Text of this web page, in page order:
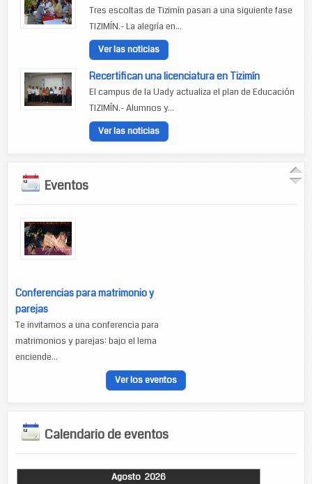
Tres escoltas de Tizimín pasan a una siguiente fase
TIZIMÍN.- La alegría en...
Ver las noticias
Recertifican una licenciatura en Tizimín
El campus de la Uady actualiza el plan de Educación
TIZIMÍN.- Alumnos y...
Ver las noticias
Eventos
Conferencias para matrimonio y
parejas
Te invitamos a una conferencia para
matrimonios y parejas: bajo el lema
enciende...
Ver los eventos
Calendario de eventos
Agosto 2026